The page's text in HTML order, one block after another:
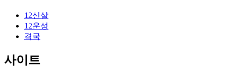
12신살
12운성
격국
사이트